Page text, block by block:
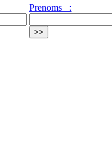
Prenoms :